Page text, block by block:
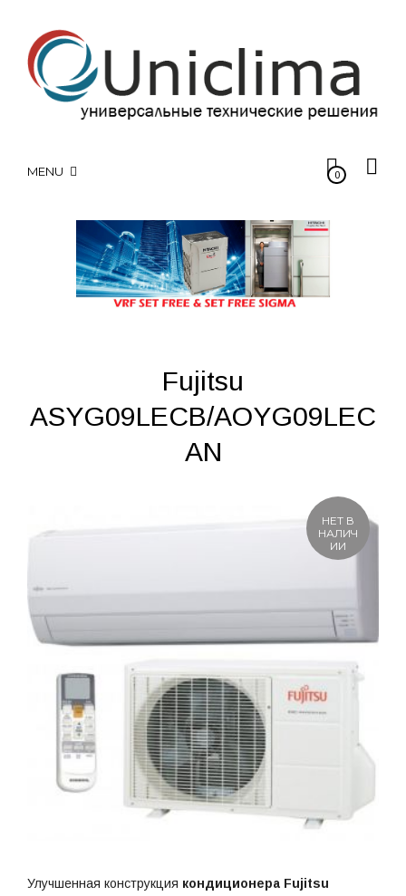
MENU 0
Fujitsu
ASYG09LECB/AOYG09LEC
AN
НЕТ В
НАЛИЧ
ИИ
Улучшенная конструкция кондиционера Fujitsu